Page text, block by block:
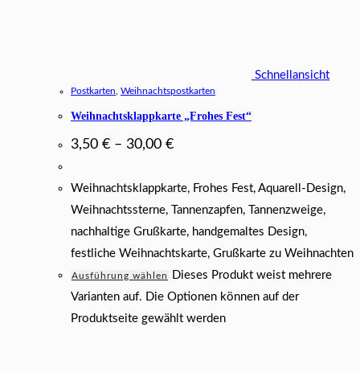
Schnellansicht
Postkarten, Weihnachtspostkarten
Weihnachtsklappkarte „Frohes Fest“
3,50 € – 30,00 €
Weihnachtsklappkarte, Frohes Fest, Aquarell-Design,
Weihnachtssterne, Tannenzapfen, Tannenzweige,
nachhaltige Grußkarte, handgemaltes Design,
festliche Weihnachtskarte, Grußkarte zu Weihnachten
Ausführung wählen
Dieses Produkt weist mehrere
Varianten auf. Die Optionen können auf der
Produktseite gewählt werden